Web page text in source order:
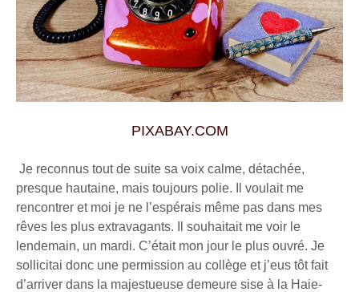
PIXABAY.COM
Je reconnus tout de suite sa voix calme, détachée,
presque hautaine, mais toujours polie. Il voulait me
rencontrer et moi je ne l’espérais même pas dans mes
rêves les plus extravagants. Il souhaitait me voir le
lendemain, un mardi. C’était mon jour le plus ouvré. Je
sollicitai donc une permission au collège et j’eus tôt fait
d’arriver dans la majestueuse demeure sise à la Haie-